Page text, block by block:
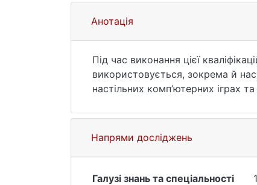
Анотація
Під час виконання цієї
використовується, зокрема й
настільних комп’ютерних іграх
за допомогою інтегрованого
комп’ютерну гру шахи проти
пошуку Монте-Карло. За
для пошуку правильного ходу є
Напрями досліджень
Галузі знань та спеціальності